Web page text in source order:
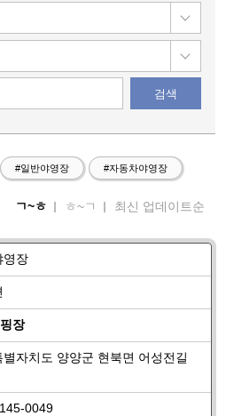
검색
#일반야영장 #자동차야영장
ㄱ~ㅎ ㅎ~ㄱ 최신 업데이트순
영장
장
별자치도 양양군 현북면 어성전길
0049